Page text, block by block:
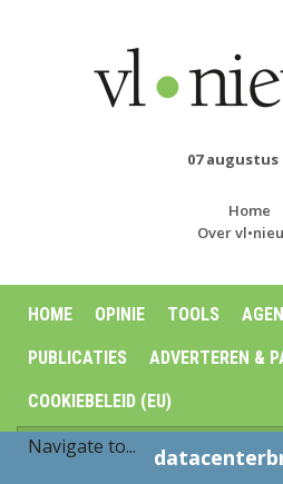
07 augustus
Home
Over
HOME OPINIE TOOLS
PUBLICATIES ADVERTEREN &
COOKIEBELEID (EU)